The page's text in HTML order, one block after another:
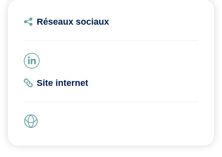
Réseaux sociaux
Site internet